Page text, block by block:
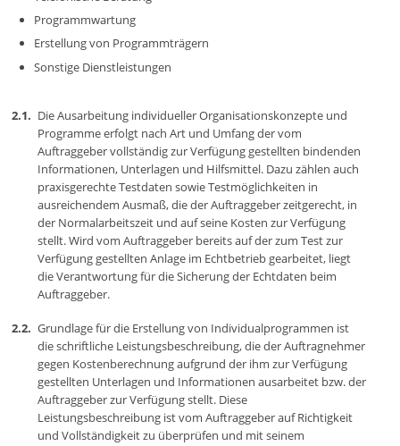
Programmwartung
Erstellung von Programmträgern
Sonstige Dienstleistungen
Die Ausarbeitung individueller Organisationskonzepte und
Programme erfolgt nach Art und Umfang der vom
Auftraggeber vollständig zur Verfügung gestellten bindenden
Informationen, Unterlagen und Hilfsmittel. Dazu zählen auch
praxisgerechte Testdaten sowie Testmöglichkeiten in
ausreichendem Ausmaß, die der Auftraggeber zeitgerecht, in
der Normalarbeitszeit und auf seine Kosten zur Verfügung
stellt. Wird vom Auftraggeber bereits auf der zum Test zur
Verfügung gestellten Anlage im Echtbetrieb gearbeitet, liegt
die Verantwortung für die Sicherung der Echtdaten beim
Auftraggeber.
Grundlage für die Erstellung von Individualprogrammen ist
die schriftliche Leistungsbeschreibung, die der Auftragnehmer
gegen Kostenberechnung aufgrund der ihm zur Verfügung
gestellten Unterlagen und Informationen ausarbeitet bzw. der
Auftraggeber zur Verfügung stellt. Diese
Leistungsbeschreibung ist vom Auftraggeber auf Richtigkeit
und Vollständigkeit zu überprüfen und mit seinem